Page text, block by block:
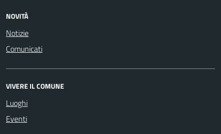
NOVITÀ
Notizie
Comunicati
VIVERE IL COMUNE
Luoghi
Eventi